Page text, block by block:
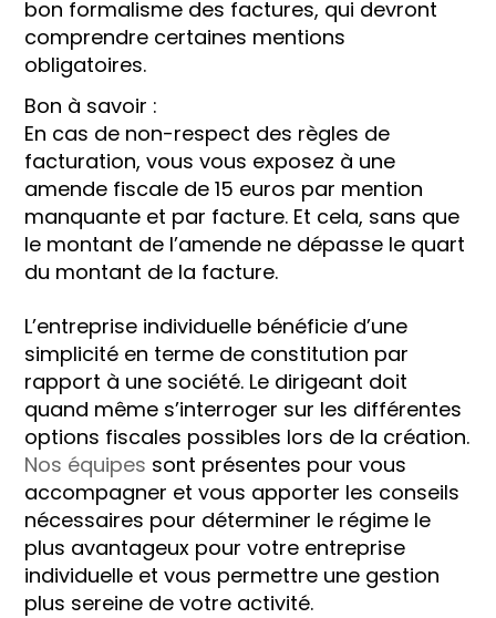
bon formalisme des factures, qui devront
comprendre certaines mentions
obligatoires.
Bon à savoir :
En cas de non-respect des règles de
facturation, vous vous exposez à une
amende fiscale de 15 euros par mention
manquante et par facture. Et cela, sans que
le montant de l’amende ne dépasse le quart
du montant de la facture.
L’entreprise individuelle bénéficie d’une
simplicité en terme de constitution par
rapport à une société. Le dirigeant doit
quand même s’interroger sur les différentes
options fiscales possibles lors de la création.
Nos équipes sont présentes pour vous
accompagner et vous apporter les conseils
nécessaires pour déterminer le régime le
plus avantageux pour votre entreprise
individuelle et vous permettre une gestion
plus sereine de votre activité.